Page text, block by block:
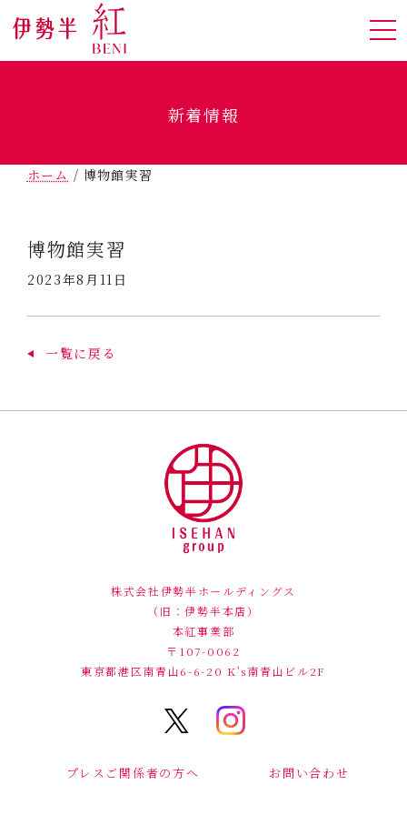
新着情報
ホーム /博物館実習
博物館実習
2023年8月11日
一覧に戻る
株式会社伊勢半ホールディングス
（旧：伊勢半本店）
本紅事業部
〒107-0062
東京都港区南青山6-6-20 K's南青山ビル2F
プレスご関係者の方へ お問い合わせ